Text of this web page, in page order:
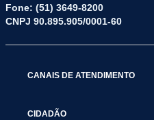
Fone: (51) 3649-8200
CNPJ 90.895.905/0001-60
CANAIS DE ATENDIMENTO
CIDADÃO